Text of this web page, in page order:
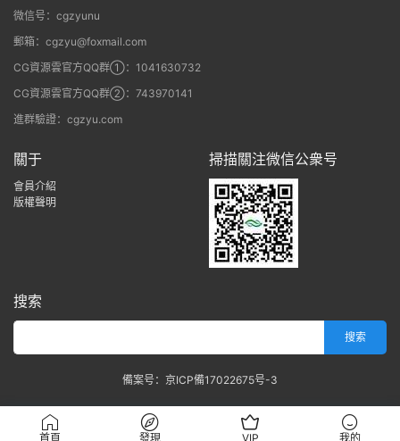
微信号：cgzyunu
郵箱：cgzyu@foxmail.com
CG資源雲官方QQ群①：1041630732
CG資源雲官方QQ群②：743970141
進群驗證：cgzyu.com
關于
會員介紹
版權聲明
掃描關注微信公衆号
搜索
備案号：京ICP備17022675号-3
首頁 發現 VIP 我的